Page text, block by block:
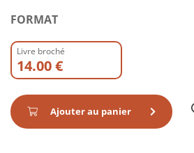
FORMAT
Livre broché
14.00 €
Ajouter au panier